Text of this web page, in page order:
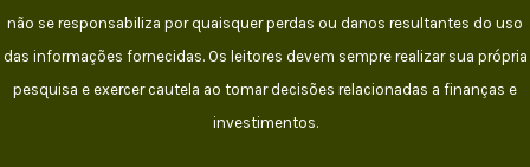
não se responsabiliza por quaisquer perdas ou danos resultantes do uso
das informações fornecidas. Os leitores devem sempre realizar sua própria
pesquisa e exercer cautela ao tomar decisões relacionadas a finanças e
investimentos.